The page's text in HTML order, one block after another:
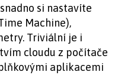
si nastavíte
Machine),
Triviální je i
cloudu z počítače
aplikacemi